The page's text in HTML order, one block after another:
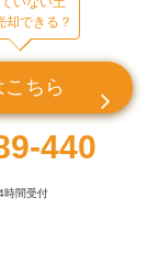
却できる？
ちら
440
時間受付